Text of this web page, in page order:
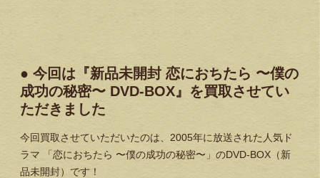
● 今回は『新品未開封 恋におちたら 〜僕の
成功の秘密〜 DVD-BOX』を買取させてい
ただきました
今回買取させていただいたのは、2005年に放送された人気ド
ラマ 「恋におちたら 〜僕の成功の秘密〜」のDVD-BOX（新
品未開封）です！